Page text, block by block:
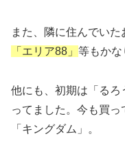
また、隣に住んでい
「エリア88」 等もかな
他にも、初期は「る
ってました。今も買っ
「キングダム」。